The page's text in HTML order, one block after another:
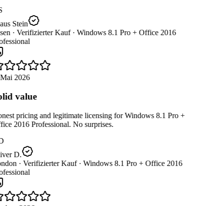
Stein
· Verifizierter Kauf · Windows 8.1 Pro + Office 2016
2026
value
pricing and legitimate licensing for Windows 8.1 Pro +
2016 Professional. No surprises.
D.
· Verifizierter Kauf · Windows 8.1 Pro + Office 2016